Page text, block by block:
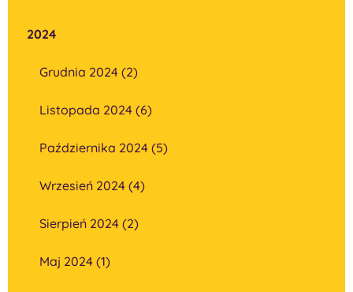
2024
Grudnia 2024 (2)
Listopada 2024 (6)
Października 2024 (5)
Wrzesień 2024 (4)
Sierpień 2024 (2)
Maj 2024 (1)